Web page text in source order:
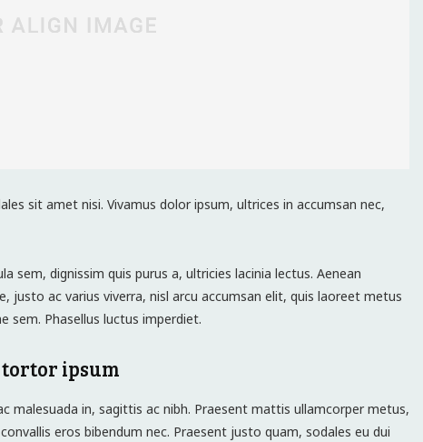
sit amet nisi. Vivamus dolor ipsum, ultrices in accumsan nec,
sem, dignissim quis purus a, ultricies lacinia lectus. Aenean
justo ac varius viverra, nisl arcu accumsan elit, quis laoreet metus
sem. Phasellus luctus imperdiet.
tortor ipsum
malesuada in, sagittis ac nibh. Praesent mattis ullamcorper metus,
eros bibendum nec. Praesent justo quam, sodales eu dui